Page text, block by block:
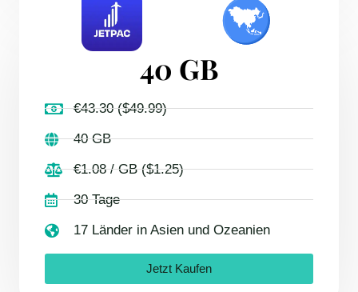
40 GB
€43.30 ($49.99)
40 GB
€1.08 / GB ($1.25)
30 Tage
17 Länder in Asien und Ozeanien
Jetzt Kaufen